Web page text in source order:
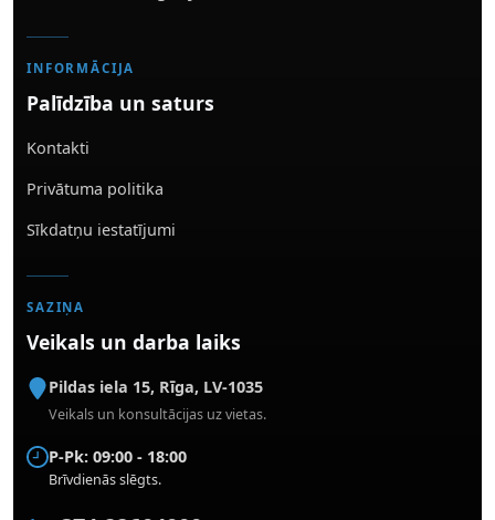
INFORMĀCIJA
Palīdzība un saturs
Kontakti
Privātuma politika
Sīkdatņu iestatījumi
SAZIŅA
Veikals un darba laiks
Pildas iela 15, Rīga, LV-1035
Veikals un konsultācijas uz vietas.
P-Pk: 09:00 - 18:00
Brīvdienās slēgts.